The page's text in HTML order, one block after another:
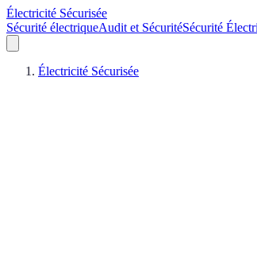
Électricité Sécurisée
Sécurité électriqueAudit et SécuritéSécurité
Électricité Sécurisée